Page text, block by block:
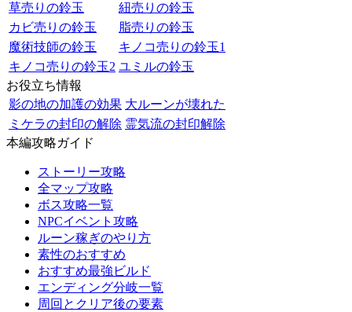
草売りの鈴玉
紐売りの鈴玉
カビ売りの鈴玉
脂売りの鈴玉
魔術技師の鈴玉
キノコ売りの鈴玉1
キノコ売りの鈴玉2 ユミルの鈴玉
お役立ち情報
影の地の加護の効果 大ルーンが壊れた
ミケラの封印の解除 霊気流の封印解除
本編攻略ガイド
ストーリー攻略
全マップ攻略
ボス攻略一覧
NPCイベント攻略
ルーン稼ぎのやり方
素性のおすすめ
おすすめ最強ビルド
エンディング分岐一覧
周回とクリア後の要素